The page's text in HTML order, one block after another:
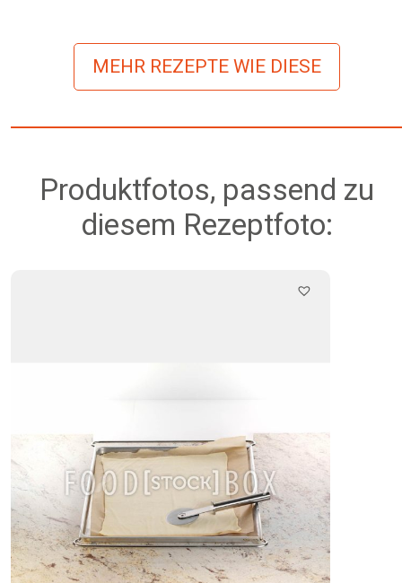
MEHR REZEPTE WIE DIESE
Produktfotos, passend zu
diesem Rezeptfoto: